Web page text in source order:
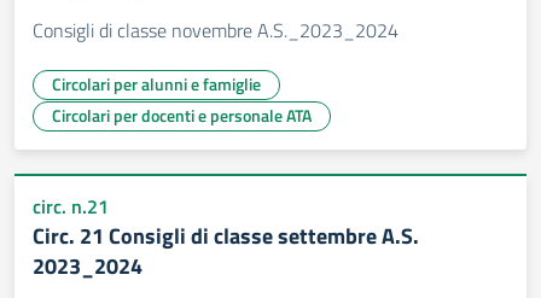
Consigli di classe novembre A.S._2023_2024
Circolari per alunni e famiglie
Circolari per docenti e personale ATA
circ. n.21
Circ. 21 Consigli di classe settembre A.S.
2023_2024